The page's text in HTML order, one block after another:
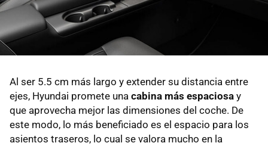
Al ser 5.5 cm más largo y extender su distancia entre
ejes, Hyundai promete una cabina más espaciosa y
que aprovecha mejor las dimensiones del coche. De
este modo, lo más beneficiado es el espacio para los
asientos traseros, lo cual se valora mucho en la